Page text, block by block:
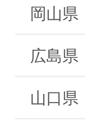
岡山県
広島県
山口県